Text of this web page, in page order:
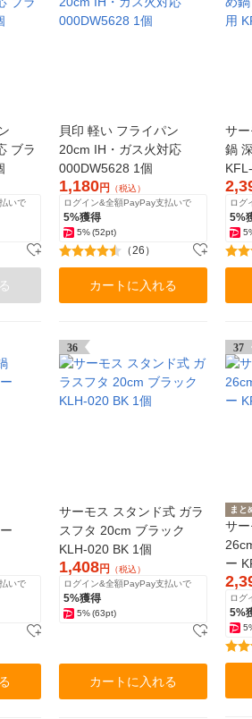
ブラ
いで
貝印 軽い フライパン
20cm IH・ガス火対応
000DW5628 1個
1,180円
（税込）
ログイン&全額PayPay支払いで
5%獲得
5% (52pt)
（26）
カートに入れる
サ
鍋
ログ
5%
いで
36
サーモス スタンド式 ガラ
スフタ 20cm ブラック
KLH-020 BK 1個
1,408円
（税込）
ログイン&全額PayPay支払いで
5%獲得
5% (63pt)
カートに入れる
37
まと
サ
ー
ログ
5%